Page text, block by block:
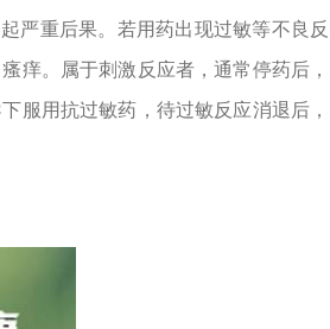
严重后果。若用药出现过敏等不良反
痒。属于刺激反应者，通常停药后，
服用抗过敏药，待过敏反应消退后，